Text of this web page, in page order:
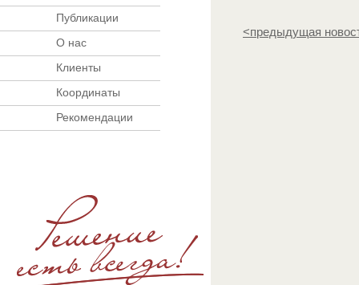
Публикации
О нас
Клиенты
Координаты
Рекомендации
<предыдущая